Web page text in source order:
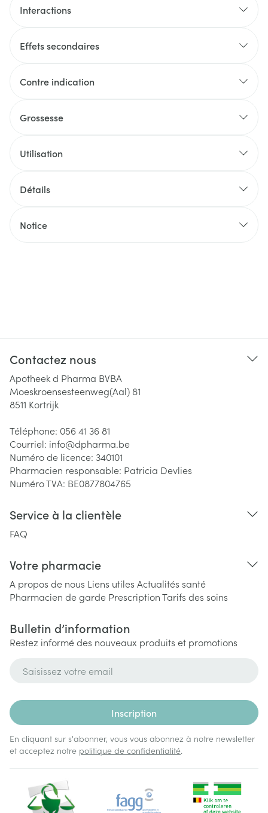
Interactions
Effets secondaires
Contre indication
Grossesse
Utilisation
Détails
Notice
Contactez nous
Apotheek d Pharma BVBA
Moeskroensesteenweg(Aal) 81
8511 Kortrijk
Téléphone: 056 41 36 81
Courriel: info@dpharma.be
Numéro de licence: 340101
Pharmacien responsable: Patricia Devlies
Numéro TVA: BE0877804765
Service à la clientèle
FAQ
Votre pharmacie
A propos de nous Liens utiles Actualités santé
Pharmacien de garde PrescriptionTarifs des soins
Bulletin d’information
Restez informé des nouveaux produits et promotions
Inscription
En cliquant sur s'abonner, vous vous abonnez à notre newsletter
et acceptez notre politique de confidentialité.